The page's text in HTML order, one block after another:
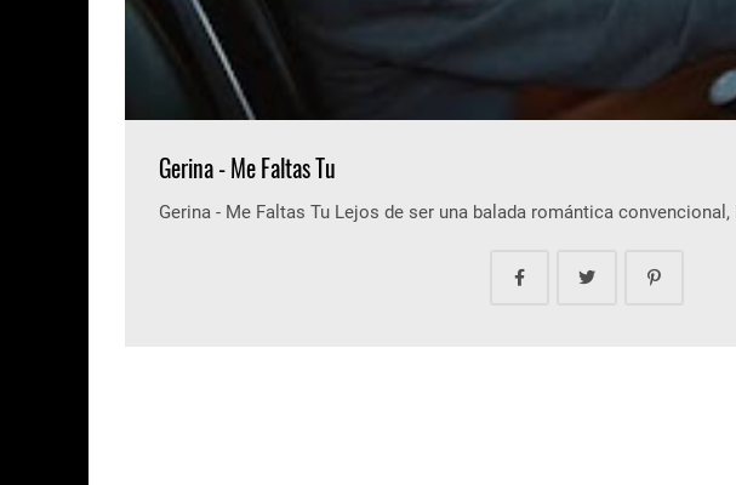
Gerina - Me Faltas Tu
Gerina - Me Faltas Tu Lejos de ser una balada romántica